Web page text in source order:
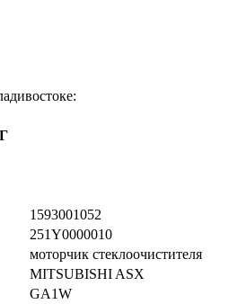
1593001052
251Y0000010
моторчик стеклоочистителя
MITSUBISHI ASX
GA1W